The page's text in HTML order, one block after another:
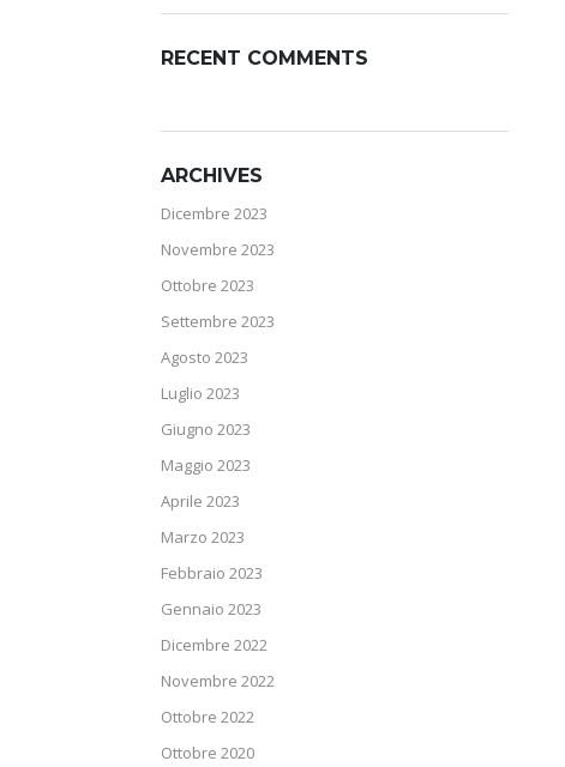
RECENT COMMENTS
ARCHIVES
Dicembre 2023
Novembre 2023
Ottobre 2023
Settembre 2023
Agosto 2023
Luglio 2023
Giugno 2023
Maggio 2023
Aprile 2023
Marzo 2023
Febbraio 2023
Gennaio 2023
Dicembre 2022
Novembre 2022
Ottobre 2022
Ottobre 2020